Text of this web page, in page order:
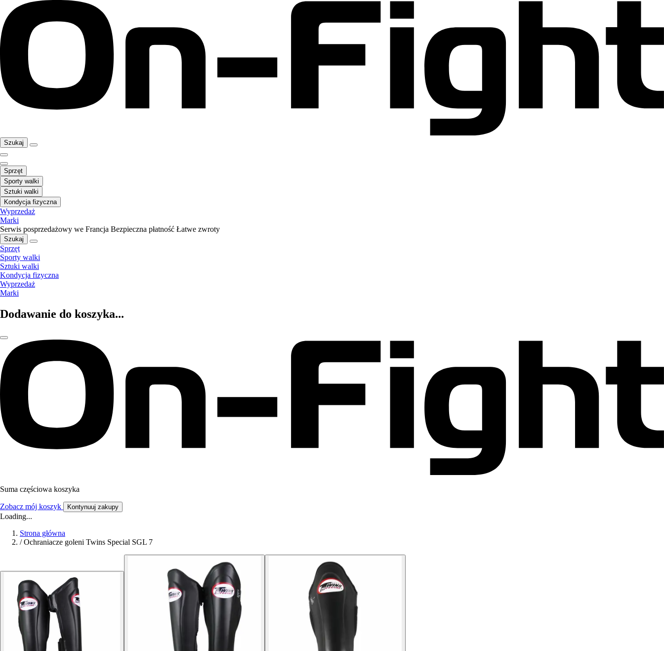
Szukaj
Sprzęt
Sporty walki
Sztuki walki
Kondycja fizyczna
Wyprzedaż
Marki
Serwis posprzedażowy we Francja Bezpieczna płatność Łatwe zwroty
Szukaj
Sprzęt
Sporty walki
Sztuki walki
Kondycja fizyczna
Wyprzedaż
Marki
Dodawanie do koszyka...
Suma częściowa koszyka
Zobacz mój koszyk Kontynuuj zakupy
Loading...
Strona główna
/ Ochraniacze goleni Twins Special SGL 7